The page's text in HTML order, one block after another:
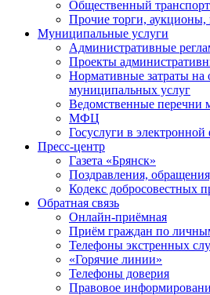
Общественный транспорт
Прочие торги, аукционы,
Муниципальные услуги
Административные
Проекты
Нормативные затраты на
муниципальных услуг
Ведомственные перечни
МФЦ
Госуслуги в
Пресс-центр
Газета «Брянск»
Поздравления,
Кодекс добросовестных
Обратная связь
Онлайн-приёмная
Приём граждан по
Телефоны экстренных
«Горячие линии»
Телефоны доверия
Правовое